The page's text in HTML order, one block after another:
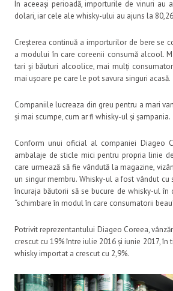
In aceeași perioadă, importurile de vinuri au
dolari, iar cele ale whisky-ului au ajuns la
Creșterea continuă a importurilor de bere se
a modului în care coreenii consumă alcool.
tari și băuturi alcoolice, mai mulți
mai ușoare pe care le pot savura singuri acasă.
Companiile lucreaza din greu pentru a mari
și mai scumpe, cum ar fi whisky-ul și șampania.
Conform unui oficial al companiei Diageo
ambalaje de sticle mici pentru propria linie
care urmează să fie vândută la magazine,
un singur membru. Whisky-ul a fost vândut
încuraja băutorii să se bucure de whisky-ul
“schimbare în modul în care consumatorii
Potrivit reprezentantului Diageo Coreea,
crescut cu 19% între iulie 2016 și iunie 2017, în
whisky importat a crescut cu 2,9%.